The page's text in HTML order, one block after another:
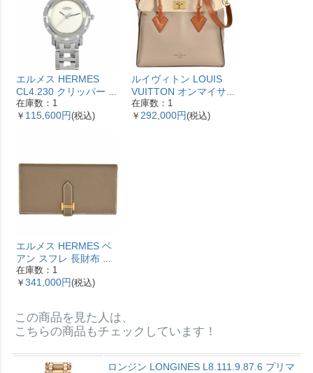
エルメス HERMES
CL4.230 クリッパー ナ
クレ 腕時計 シェル文字
盤 ベゼル12Pダイヤ レ
在庫数：1
￥ 115,600円(税込)
ルイヴィトン LOUIS
VUITTON オンマイサ
イドMM ハンドバッグ
2WAY レザー M53825
在庫数：1
￥ 292,000円(税込)
エルメス HERMES ベ
アン スフレ 長財布 ヴ
ォーエプソン Y刻印 エ
トゥープ ゴールド金具
在庫数：1
￥ 341,000円(税込)
この商品を見た人は、
こちらの商品もチェックしています！
ロンジン LONGINES L8.111.9.87.6 プリマ